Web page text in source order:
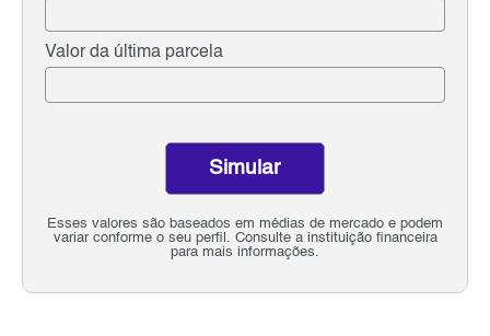
Valor da última parcela
Esses valores são baseados em médias de mercado e podem
variar conforme o seu perfil. Consulte a instituição financeira
para mais informações.
Simular